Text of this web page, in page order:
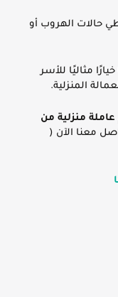
حالات الهروب أو
خيارًا مثاليًا للأسر
المنزلية.
منزلية من
معنا الآن (